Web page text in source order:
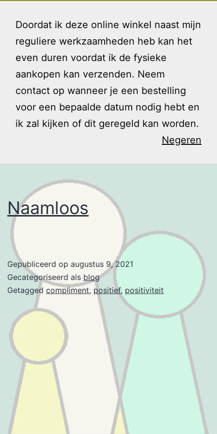
Doordat ik deze online winkel naast mijn
reguliere werkzaamheden heb kan het
even duren voordat ik de fysieke
aankopen kan verzenden. Neem
contact op wanneer je een bestelling
voor een bepaalde datum nodig hebt en
ik zal kijken of dit geregeld kan worden.
Negeren
naar
inhoud
Gezin
Tag:
compliment
Naamloos
Gepubliceerd op augustus 9, 2021
Gecategoriseerd als blog
Getagged compliment, positief, positiviteit